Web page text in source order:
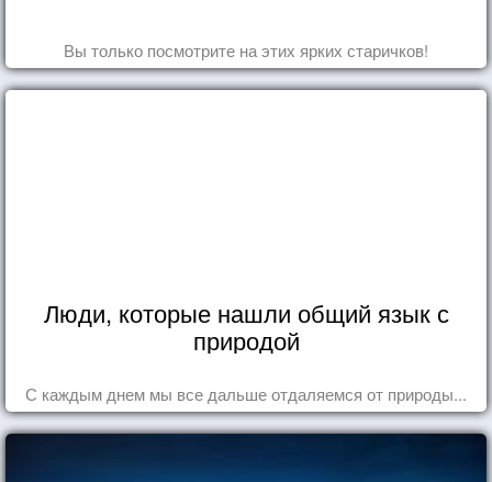
Вы только посмотрите на этих ярких старичков!
Люди, которые нашли общий язык с
природой
С каждым днем мы все дальше отдаляемся от природы...